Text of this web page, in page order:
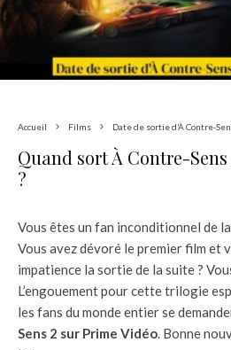
Accueil Films Date de sortie d’À Contre-
Quand sort À Contre-
?
Vous êtes un fan inconditionnel de
Vous avez dévoré le premier film et
impatience la sortie de la suite ?
L’engouement pour cette trilogie
les fans du monde entier se
Sens 2 sur Prime Vidéo. Bonne